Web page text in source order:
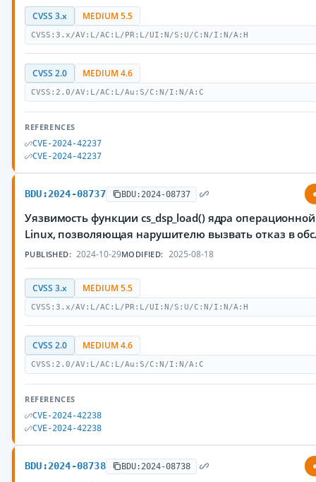
CVSS 3.x MEDIUM 5.5
CVSS:3.x/AV:L/AC:L/PR:L/UI:N/S:U/C:N/I:N/A:H
CVSS 2.0 MEDIUM 4.6
CVSS:2.0/AV:L/AC:L/Au:S/C:N/I:N/A:C
REFERENCES
CVE-2024-42237
CVE-2024-42237
BDU:2024-08737 BDU:2024-08737
Уязвимость функции cs_dsp_load() ядра
Linux, позволяющая нарушителю вызвать отказ в
PUBLISHED: 2024-10-29MODIFIED: 2025-08-18
CVSS 3.x MEDIUM 5.5
CVSS:3.x/AV:L/AC:L/PR:L/UI:N/S:U/C:N/I:N/A:H
CVSS 2.0 MEDIUM 4.6
CVSS:2.0/AV:L/AC:L/Au:S/C:N/I:N/A:C
REFERENCES
CVE-2024-42238
CVE-2024-42238
BDU:2024-08738 BDU:2024-08738